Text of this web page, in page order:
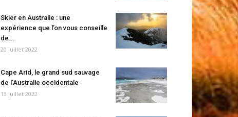
Skier en Australie : une
expérience que l’on vous conseille
de...
20 juillet 2022
Cape Arid, le grand sud sauvage
de l’Australie occidentale
13 juillet 2022